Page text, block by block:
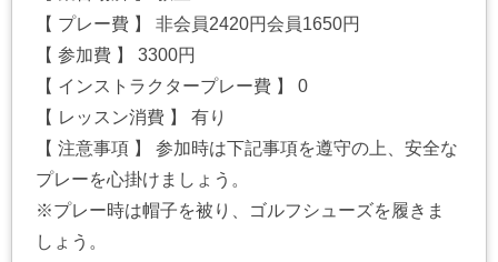
【 プレー費 】 非会員2420円会員1650円
【 参加費 】 3300円
【 インストラクタープレー費 】 0
【 レッスン消費 】 有り
【 注意事項 】 参加時は下記事項を遵守の上、安全な
プレーを心掛けましょう。
※プレー時は帽子を被り、ゴルフシューズを履きま
しょう。